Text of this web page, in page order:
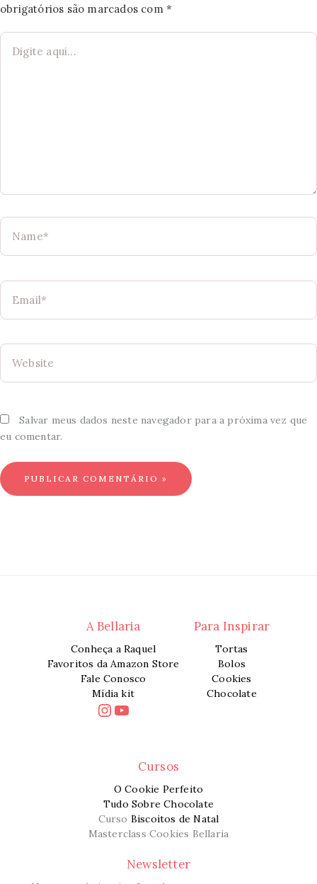
obrigatórios são marcados com *
Digite
aqui...
Name*
Email*
Website
Salvar meus dados neste navegador para a próxima vez que
eu comentar.
A Bellaria
Conheça a Raquel
Favoritos da Amazon Store
Fale Conosco
Mídia kit
Instagram
Youtube
Para Inspirar
Tortas
Bolos
Cookies
Chocolate
Cursos
O Cookie Perfeito
Tudo Sobre Chocolate
Curso Biscoitos de Natal
Masterclass Cookies Bellaria
Newsletter